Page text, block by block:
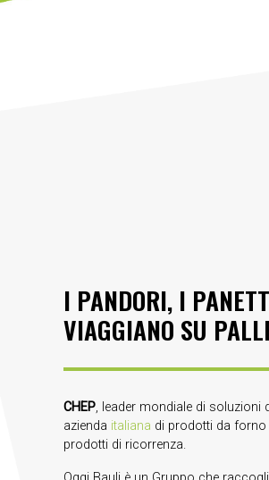
I PANDORI, I
VIAGGIANO SU
CHEP, leader mondiale di soluzioni
azienda italiana di prodotti da
prodotti di ricorrenza.